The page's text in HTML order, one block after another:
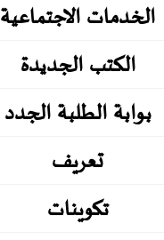
الخدمات الاجتماعية
الكتب الجديدة
بوابة الطلبة الجدد
تعريف
تكوينات